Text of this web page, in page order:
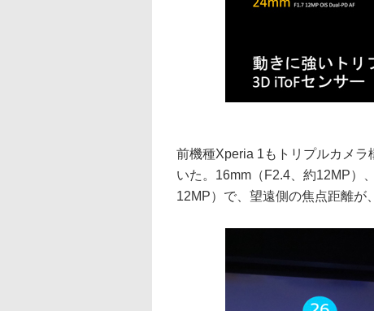
前機種Xperia 1もトリプルカメ
いた。16mm（F2.4、約12MP）
12MP）で、望遠側の焦点距離が